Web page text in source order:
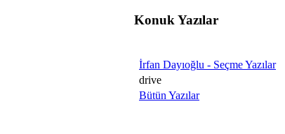
Konuk Yazılar
İrfan Dayıoğlu - Seçme Yazılar
drive
Bütün Yazılar